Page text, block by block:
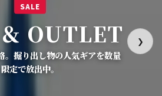
SALE
OUTLET
。掘り出し物の人気ギアを数量
限定で放出中。
❯